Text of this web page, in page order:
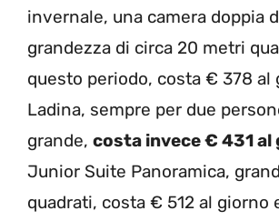
invernale, una camera doppia
grandezza di circa 20 metri
questo periodo, costa € 378 al
Ladina, sempre per due
grande, costa invece € 431 al
Junior Suite Panoramica,
quadrati, costa € 512 al giorno